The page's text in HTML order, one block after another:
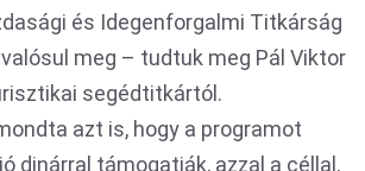
és Idegenforgalmi Titkárság
meg – tudtuk meg Pál Viktor
segédtitkártól.
azt is, hogy a programot
dinárral támogatják, azzal a céllal,